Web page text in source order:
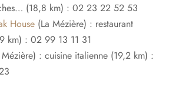
(18,8 km) : 02 23 22 52 53
House (La Mézière) : restaurant
km) : 02 99 13 11 31
Mézière) : cuisine italienne (19,2 km) :